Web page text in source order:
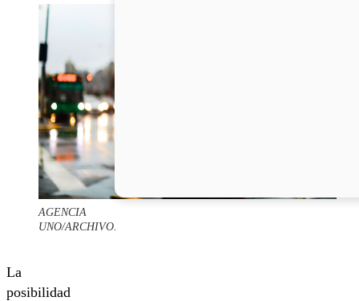
AGENCIA
UNO/ARCHIVO.
La
posibilidad